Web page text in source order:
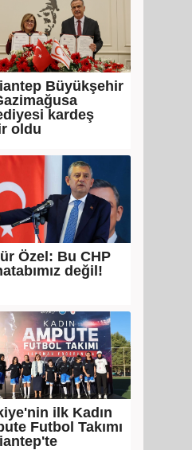
Büyükşehir
kardeş
oldu
Özel: Bu CHP
değil!
ilk Kadın
Futbol Takımı